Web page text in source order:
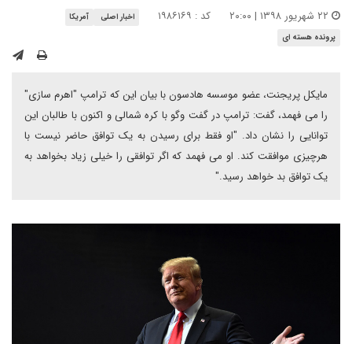
کد : ۱۹۸۶۱۶۹ اخبار اصلی
آمریکا
پرونده هسته ای
مایکل پریجنت، عضو موسسه هادسون با بیان این که ترامپ "اهرم سازی"
را می فهمد، گفت: ترامپ در گفت وگو با کره شمالی و اکنون با طالبان این
توانایی را نشان داد. "او فقط برای رسیدن به یک توافق حاضر نیست با
هرچیزی موافقت کند. او می فهمد که اگر توافقی را خیلی زیاد بخواهد به
یک توافق بد خواهد رسید."